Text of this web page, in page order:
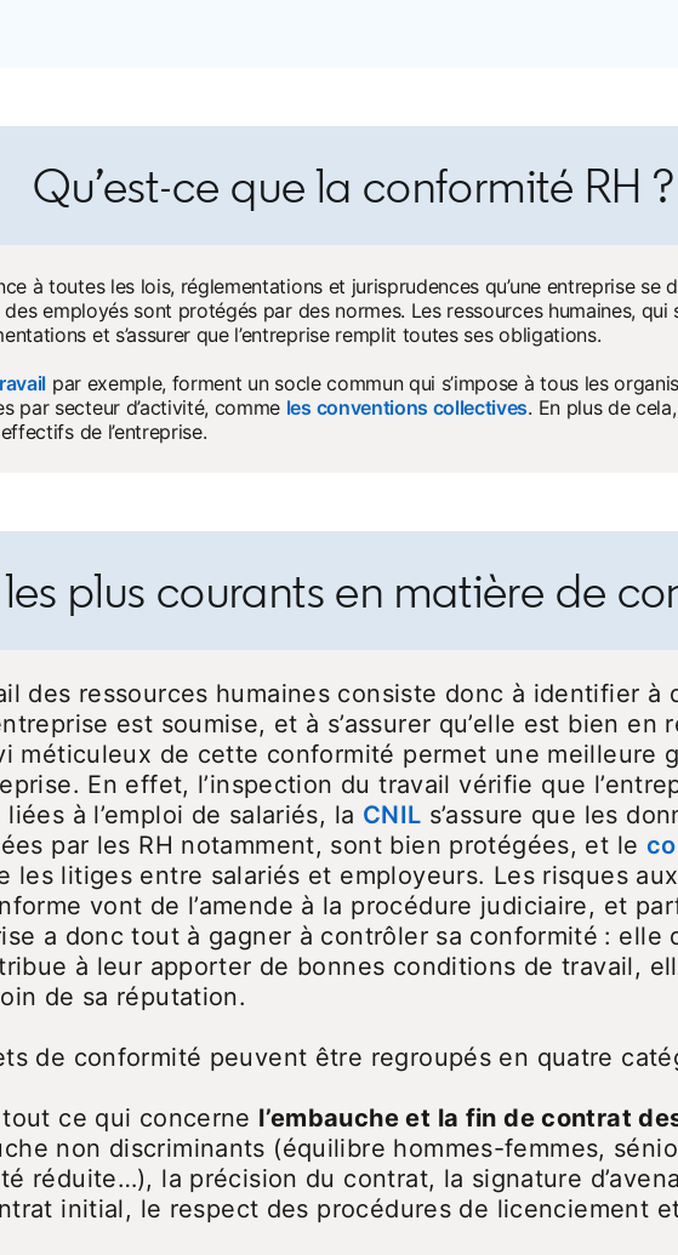
Qu’est-ce que la conformité RH ?
à toutes les lois, réglementations et jurisprudences qu’une entreprise se
employés sont protégés par des normes. Les ressources humaines, qui
et s’assurer que l’entreprise remplit toutes ses obligations.
opens in a new tab
par exemple, forment un socle commun qui s’impose à tous les
par secteur d’activité, comme les conventions collectivesopens in a new
. En plus de
de l’entreprise.
les plus courants en matière de
des ressources humaines consiste donc à identifier à
est soumise, et à s’assurer qu’elle est bien en
méticuleux de cette conformité permet une meilleure
En effet, l’inspection du travail vérifie que
à l’emploi de salariés, la CNIL opens in a new tab
s’assure que les
par les RH notamment, sont bien protégées, et le
in a new tab
les litiges entre salariés et employeurs. Les risques
vont de l’amende à la procédure judiciaire, et
a donc tout à gagner à contrôler sa conformité : elle
à leur apporter de bonnes conditions de travail,
de sa réputation.
de conformité peuvent être regroupés en quatre
ce qui concerne l’embauche et la fin de contrat
non discriminants (équilibre hommes-femmes,
réduite…), la précision du contrat, la signature
initial, le respect des procédures de licenciement